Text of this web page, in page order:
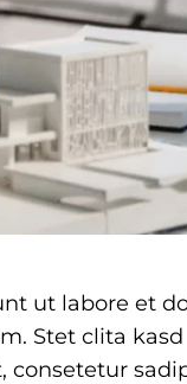
ut labore et
Stet clita kasd
consetetur